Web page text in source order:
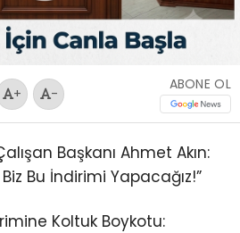
+ -
ABONE OL
Başkanı Ahmet Akın:
Bu İndirimi Yapacağız!”
Koltuk Boykotu: